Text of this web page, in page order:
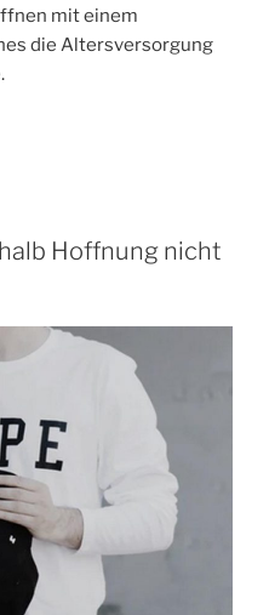
mit einem
die Altersversorgung
Hoffnung nicht